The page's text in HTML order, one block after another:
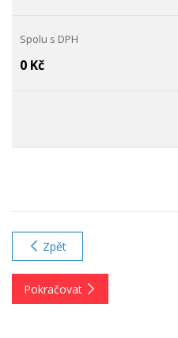
0 Kč
Zpět
Pokračovat